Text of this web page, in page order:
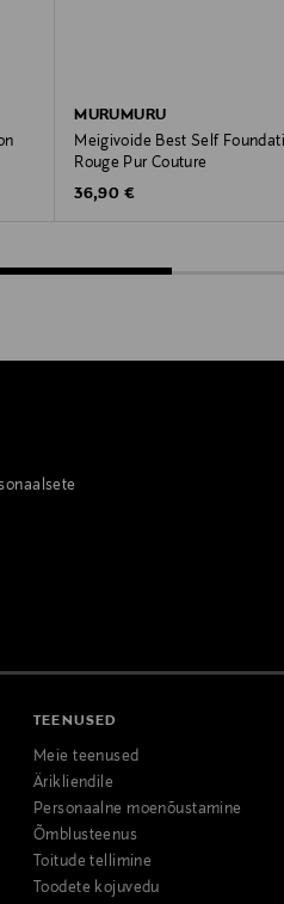
MURUMURU
Meigivoide Best Self
Rouge Pur Couture
Original Price
36,90 €
TEENUSED
Meie teenused
Ärikliendile
Personaalne moenõustamine
Õmblusteenus
Toitude tellimine
Toodete kojuvedu